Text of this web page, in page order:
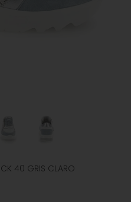
40 GRIS CLARO